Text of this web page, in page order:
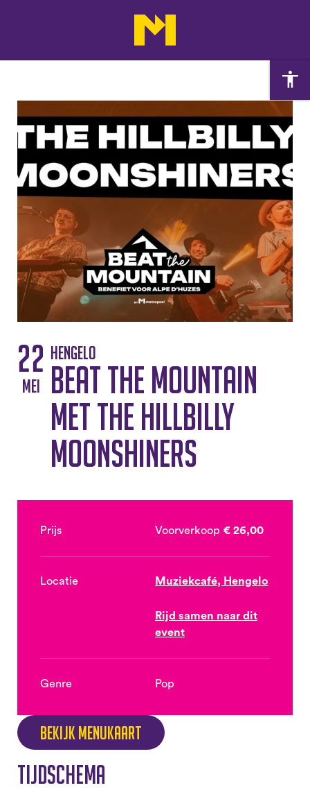
22
mei
Hengelo
Beat the Mountain
met The Hillbilly
Moonshiners
Prijs Voorverkoop € 26,00
Locatie Muziekcafé, Hengelo
Rijd samen naar dit
event
Genre Pop
Bekijk menukaart
Tijdschema